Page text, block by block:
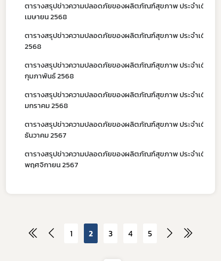
ตารางสรุปข่าวความปลอดภัยของผลิตภัณฑ์สุขภาพ ประจำเดือน
เมษายน 2568
ตารางสรุปข่าวความปลอดภัยของผลิตภัณฑ์สุขภาพ ประจำเดือน
2568
ตารางสรุปข่าวความปลอดภัยของผลิตภัณฑ์สุขภาพ ประจำเดือน
กุมภาพันธ์ 2568
ตารางสรุปข่าวความปลอดภัยของผลิตภัณฑ์สุขภาพ ประจำเดือน
มกราคม 2568
ตารางสรุปข่าวความปลอดภัยของผลิตภัณฑ์สุขภาพ ประจำเดือน
ธันวาคม 2567
ตารางสรุปข่าวความปลอดภัยของผลิตภัณฑ์สุขภาพ ประจำเดือน
พฤศจิกายน 2567
1 2 3 4 5